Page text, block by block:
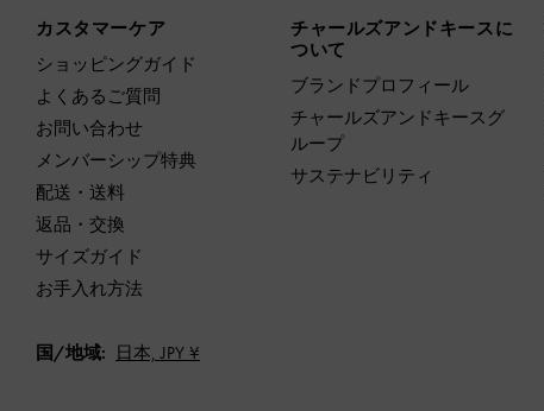
カスタマーケア
ショッピングガイド
よくあるご質問
お問い合わせ
メンバーシップ特典
配送・送料
返品・交換
サイズガイド
お手入れ方法
チャールズアンドキースに
ついて
ブランドプロフィール
チャールズアンドキースグ
ループ
サステナビリティ
国/地域: 日本, JPY ¥